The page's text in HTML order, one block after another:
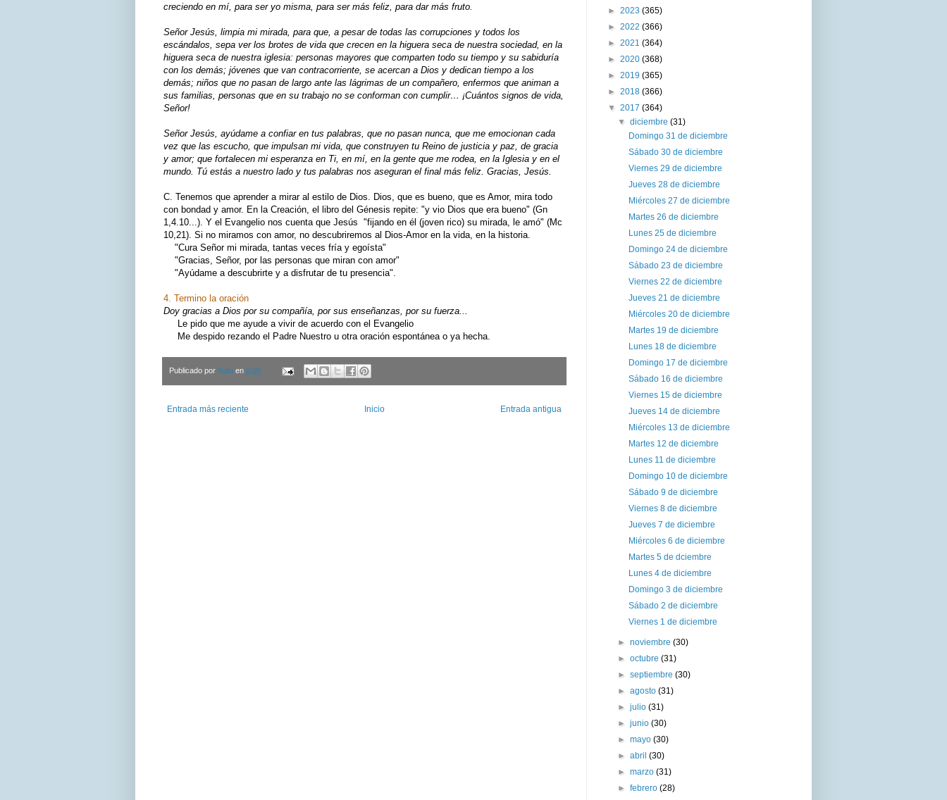
creciendo en mí, para ser yo misma, para ser más feliz, para dar más fruto.
Señor Jesús, limpia mi mirada, para que, a pesar de todas las corrupciones y todos los
escándalos, sepa ver los brotes de vida que crecen en la higuera seca de nuestra sociedad, en la
higuera seca de nuestra iglesia: personas mayores que comparten todo su tiempo y su sabiduría
con los demás; jóvenes que van contracorriente, se acercan a Dios y dedican tiempo a los
demás; niños que no pasan de largo ante las lágrimas de un compañero, enfermos que animan a
sus familias, personas que en su trabajo no se conforman con cumplir… ¡Cuántos signos de vida,
Señor!
Señor Jesús, ayúdame a confiar en tus palabras, que no pasan nunca, que me emocionan cada
vez que las escucho, que impulsan mi vida, que construyen tu Reino de justicia y paz, de gracia
y amor; que fortalecen mi esperanza en Ti, en mí, en la gente que me rodea, en la Iglesia y en el
mundo. Tú estás a nuestro lado y tus palabras nos aseguran el final más feliz. Gracias, Jesús.
C. Tenemos que aprender a mirar al estilo de Dios. Dios, que es bueno, que es Amor, mira todo
con bondad y amor. En la Creación, el libro del Génesis repite: "y vio Dios que era bueno" (Gn
1,4.10...). Y el Evangelio nos cuenta que Jesús "fijando en él (joven rico) su mirada, le amó" (Mc
10,21). Si no miramos con amor, no descubriremos al Dios-Amor en la vida, en la historia.
"Cura Señor mi mirada, tantas veces fría y egoísta"
"Gracias, Señor, por las personas que miran con amor"
"Ayúdame a descubrirte y a disfrutar de tu presencia".
4. Termino la oración
Doy gracias a Dios por su compañía, por sus enseñanzas, por su fuerza...
Le pido que me ayude a vivir de acuerdo con el Evangelio
Me despido rezando el Padre Nuestro u otra oración espontánea o ya hecha.
Publicado por Satu en 0:00
Entrada más reciente Entrada antigua
Inicio
► 2023 (365)
► 2022 (366)
► 2021 (364)
► 2020 (368)
► 2019 (365)
► 2018 (366)
▼ 2017 (364)
▼diciembre(31)
Domingo 31 de diciembre
Sábado 30 de diciembre
Viernes 29 de diciembre
Jueves 28 de diciembre
Miércoles 27 de diciembre
Martes 26 de diciembre
Lunes 25 de diciembre
Domingo 24 de diciembre
Sábado 23 de diciembre
Viernes 22 de diciembre
Jueves 21 de diciembre
Miércoles 20 de diciembre
Martes 19 de diciembre
Lunes 18 de diciembre
Domingo 17 de diciembre
Sábado 16 de diciembre
Viernes 15 de diciembre
Jueves 14 de diciembre
Miércoles 13 de diciembre
Martes 12 de diciembre
Lunes 11 de diciembre
Domingo 10 de diciembre
Sábado 9 de diciembre
Viernes 8 de diciembre
Jueves 7 de diciembre
Miércoles 6 de diciembre
Martes 5 de dciembre
Lunes 4 de diciembre
Domingo 3 de diciembre
Sábado 2 de diciembre
Viernes 1 de diciembre
►noviembre(30)
►octubre(31)
►septiembre(30)
►agosto(31)
►julio(31)
►junio(30)
►mayo(30)
►abril(30)
►marzo(31)
►febrero(28)